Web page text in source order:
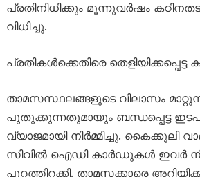
പ്രതിനിധിക്കും മൂന്നുവർഷം
വിധിച്ചു.
പ്രതികൾക്കെതിരെ
താമസസ്ഥലങ്ങളുടെ വിലാസം
പുതുക്കുന്നതുമായും ബന്ധപ്പെട്ട
വ്യാജമായി നിർമ്മിച്ചു. കൈക്കൂലി
സിവിൽ ഐഡി കാർഡുകൾ ഇവർ
പുറത്തിറക്കി. താമസക്കാരെ